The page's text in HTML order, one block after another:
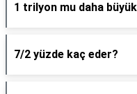
1 trilyon mu daha
7/2 yüzde kaç eder?